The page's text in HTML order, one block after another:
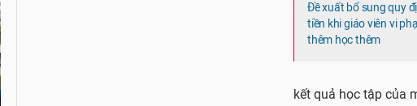
Đề xuất bổ sung quy
tiền khi giáo viên vi
thêm học thêm
kết quả học tập của